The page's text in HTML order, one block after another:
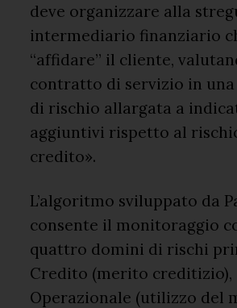
deve organizzare alla
intermediario finanziario
“affidare” il cliente,
contratto di servizio in
di rischio allargata a
aggiuntivi rispetto al
credito».
L’algoritmo sviluppato da
consente il monitoraggio
quattro domini di rischi
Credito (merito creditizio),
Operazionale (utilizzo del